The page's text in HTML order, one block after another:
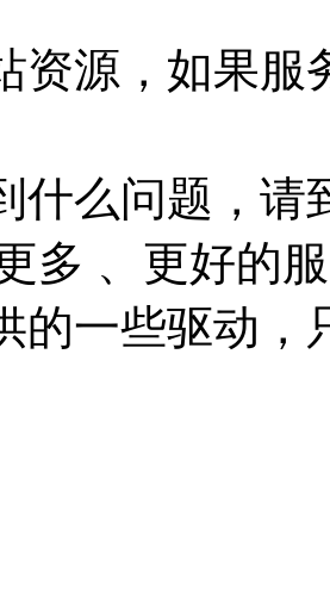
资源，如果服
什么问题，请
多 、更好的
的一些驱动，